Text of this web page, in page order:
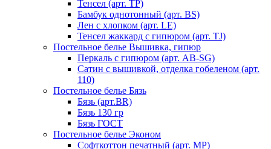
Тенсел (арт. ТР)
Бамбук однотонный (арт. BS)
Лен с хлопком (арт. LE)
Тенсел жаккард с гипюром (арт. TJ)
Постельное белье Вышивка, гипюр
Перкаль с гипюром (арт. AB-SG)
Сатин с вышивкой, отделка гобеленом (арт.
110)
Постельное белье Бязь
Бязь (арт.BR)
Бязь 130 гр
Бязь ГОСТ
Постельное белье Эконом
Софткоттон печатный (арт. MР)